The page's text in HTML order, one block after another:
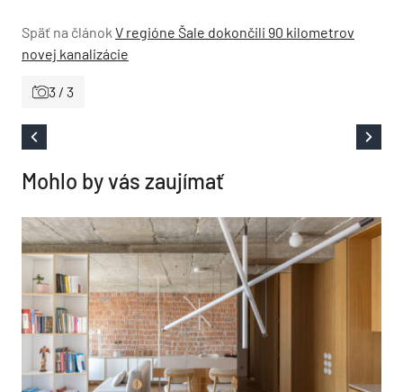
Späť na článok V regióne Šale dokončili 90 kilometrov
novej kanalizácie
3 / 3
Mohlo by vás zaujímať